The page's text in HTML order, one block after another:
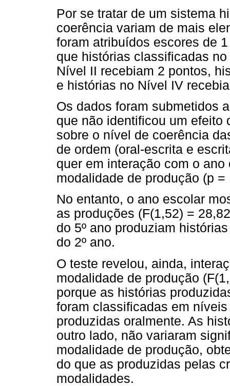
Por se tratar de um sistema
coerência variam de mais
foram atribuídos escores de
que histórias classificadas
Nível II recebiam 2 pontos,
e histórias no Nível IV
Os dados foram submetidos
que não identificou um efeito
sobre o nível de coerência
de ordem (oral-escrita e
quer em interação com o
modalidade de produção (p =
No entanto, o ano escolar
as produções (F(1,52) =
do 5º ano produziam
do 2º ano.
O teste revelou, ainda,
modalidade de produção
porque as histórias
foram classificadas em
produzidas oralmente. As
outro lado, não variaram
modalidade de produção,
do que as produzidas pelas
modalidades.